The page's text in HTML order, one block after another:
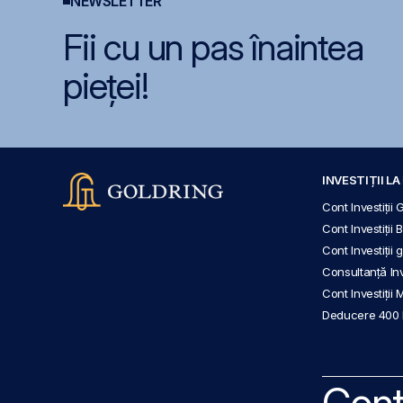
Fii cu un pas înaintea
pieței!
INVESTIȚII LA
Cont Investiții
Cont Investiții
Cont Investiții
Consultanță
Cont Investiții
Deducere 400